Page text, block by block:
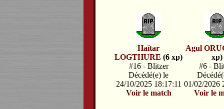
Haïtar
LOGTHURE (6 xp)
#16 - Blitzer
Décédé(e) le
24/10/2025 18:17:11
Voir le match
Agul
xp)
#6 -
01/02/2026
Voir le